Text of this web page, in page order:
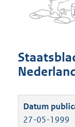
27-05-1999